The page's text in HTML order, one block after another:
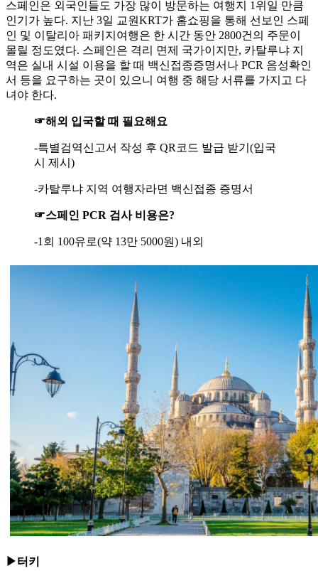
스페인은 외국인들도 가장 많이 방문하는 여행지 1위일 만큼
인기가 높다. 지난 3일 교원KRT가 홈쇼핑을 통해 선보인 스페
인 및 이탈리아 패키지여행은 한 시간 동안 2800건의 주문이
몰릴 정도였다. 스페인은 격리 면제 국가이지만, 카탈루냐 지
역은 실내 시설 이용을 할 때 백신접종증명서나 PCR 음성확인
서 등을 요구하는 곳이 있으니 여행 중 해당 서류를 가지고 다
녀야 한다.
☞해외 입국할 때 필요해요
-특별검역신고서 작성 후 QR코드 발급 받기(입국
시 제시)
-카탈루냐 지역 여행자라면 백신접종 증명서
☞스페인 PCR 검사 비용은?
-1회 100유로(약 13만 5000원) 내외
▶터키